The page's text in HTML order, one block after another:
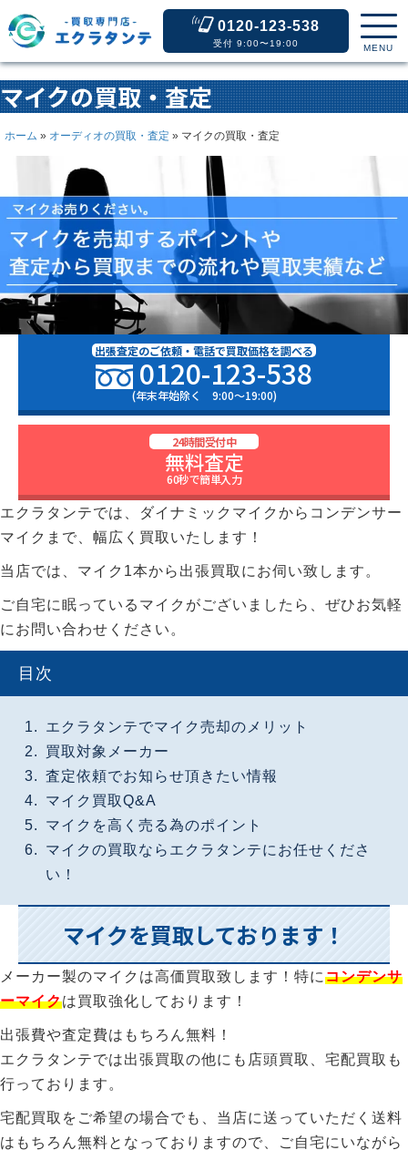
0120-123-538
受付 9:00〜19:00 MENU
マイクの買取・査定
ホーム » オーディオの買取・査定 » マイクの買取・査定
出張査定のご依頼・電話で買取価格を調べる
0120-123-538
(年末年始除く 9:00〜19:00)
24時間受付中
無料査定
60秒で簡単入力
エクラタンテでは、ダイナミックマイクからコンデンサー
マイクまで、幅広く買取いたします！
当店では、マイク1本から出張買取にお伺い致します。
ご自宅に眠っているマイクがございましたら、ぜひお気軽
にお問い合わせください。
目次
エクラタンテでマイク売却のメリット
買取対象メーカー
査定依頼でお知らせ頂きたい情報
マイク買取Q&A
マイクを高く売る為のポイント
マイクの買取ならエクラタンテにお任せくださ
い！
マイクを買取しております！
メーカー製のマイクは高価買取致します！特にコンデンサ
ーマイクは買取強化しております！
出張費や査定費はもちろん無料！
エクラタンテでは出張買取の他にも店頭買取、宅配買取も
行っております。
宅配買取をご希望の場合でも、当店に送っていただく送料
はもちろん無料となっておりますので、ご自宅にいながら